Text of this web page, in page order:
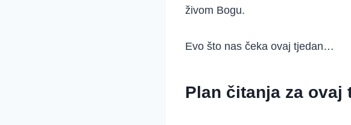
živom Bogu.
Evo što nas čeka ovaj tjedan…
Plan čitanja za ovaj